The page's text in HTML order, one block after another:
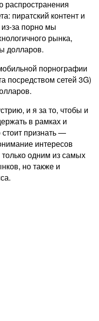
распространения
пиратский контент и
за порно мы
рынка,
долларов.
порнографии
посредством сетей 3G)
и я за то, чтобы и
в рамках и
признать —
интересов
одним из самых
но также и